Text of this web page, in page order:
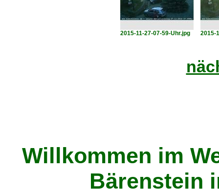
2015-11-27-07-59-Uhr.jpg 2015-
Willkommen im
Bärenstein